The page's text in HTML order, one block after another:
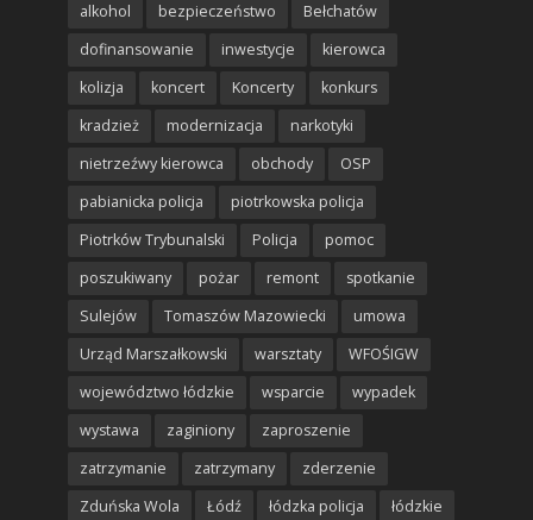
alkohol bezpieczeństwo
Bełchatów
dofinansowanie
inwestycje
kierowca
kolizja
koncert Koncerty
konkurs
kradzież
modernizacja
narkotyki
nietrzeźwy kierowca
obchody
OSP
pabianicka policja
piotrkowska policja
Piotrków Trybunalski
Policja
pomoc
poszukiwany
pożar remont
spotkanie
Sulejów
Tomaszów Mazowiecki
umowa
Urząd Marszałkowski
warsztaty
WFOŚIGW
województwo łódzkie
wsparcie
wypadek
wystawa
zaginiony
zaproszenie
zatrzymanie
zatrzymany
zderzenie
Zduńska Wola
Łódź łódzka policja łódzkie